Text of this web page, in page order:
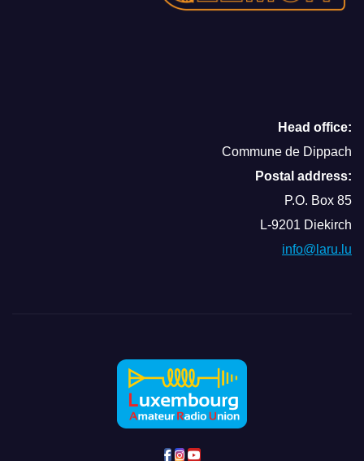
Head office:
Commune de Dippach
Postal address:
P.O. Box 85
L-9201 Diekirch
info@laru.lu